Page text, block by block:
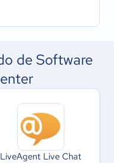
de Software
LiveAgent Live Chat